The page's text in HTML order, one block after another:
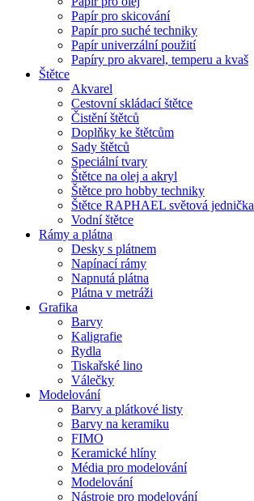
Papír pro skicování
Papír pro suché techniky
Papír univerzální použití
Papíry pro akvarel, temperu a kvaš
Štětce
Akvarel
Cestovní skládací štětce
Čistění štětců
Doplňky ke štětcům
Sady štětců
Speciální tvary
Štětce na olej a akryl
Štětce pro hobby techniky
Štětce RAPHAEL světová jednička
Vodní štětce
Rámy a plátna
Desky s plátnem
Napínací rámy
Napnutá plátna
Plátna v metráži
Grafika
Barvy
Kaligrafie
Rydla
Tiskařské lino
Válečky
Modelování
Barvy a plátkové listy
Barvy na keramiku
FIMO
Keramické hlíny
Média pro modelování
Modelování
Nástroje pro modelování